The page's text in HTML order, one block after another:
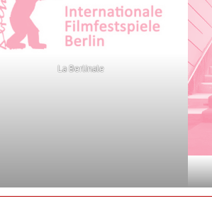
La Berlinale